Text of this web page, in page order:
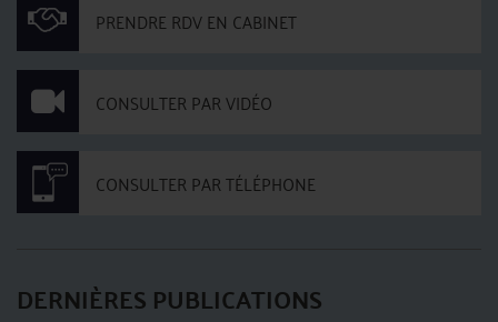
PRENDRE RDV EN CABINET
CONSULTER PAR VIDÉO
CONSULTER PAR TÉLÉPHONE
DERNIÈRES PUBLICATIONS